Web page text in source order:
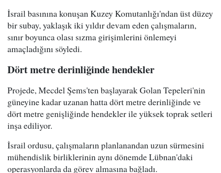
İsrail basınına konuşan Kuzey Komutanlığı'ndan üst düzey
bir subay, yaklaşık iki yıldır devam eden çalışmaların,
sınır boyunca olası sızma girişimlerini önlemeyi
amaçladığını söyledi.
Dört metre derinliğinde hendekler
Projede, Mecdel Şems'ten başlayarak Golan Tepeleri'nin
güneyine kadar uzanan hatta dört metre derinliğinde ve
dört metre genişliğinde hendekler ile yüksek toprak setleri
inşa ediliyor.
İsrail ordusu, çalışmaların planlanandan uzun sürmesini
mühendislik birliklerinin aynı dönemde Lübnan'daki
operasyonlarda da görev almasına bağladı.